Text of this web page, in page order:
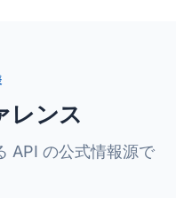
レンス
API の公式情報源で